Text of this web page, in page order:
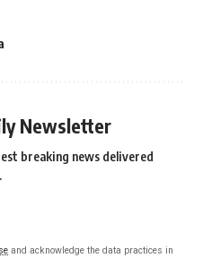
Newsletter
breaking news delivered
and acknowledge the data practices in